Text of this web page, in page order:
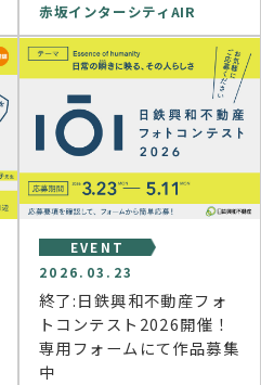
赤坂インターシティAIR
EVENT
2026.03.23
終了:日鉄興和不動産フォ
トコンテスト2026開催！
専用フォームにて作品募集
中